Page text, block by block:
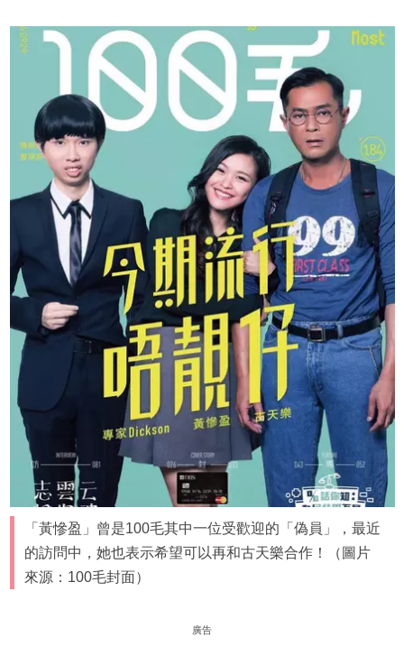
「黃慘盈」曾是100毛其中一位受歡迎的「偽員」，最近
的訪問中，她也表示希望可以再和古天樂合作！（圖片
來源：100毛封面）
廣告